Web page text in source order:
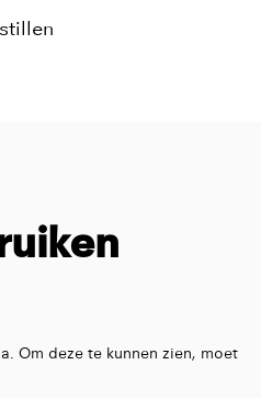
Om deze te kunnen zien, moet